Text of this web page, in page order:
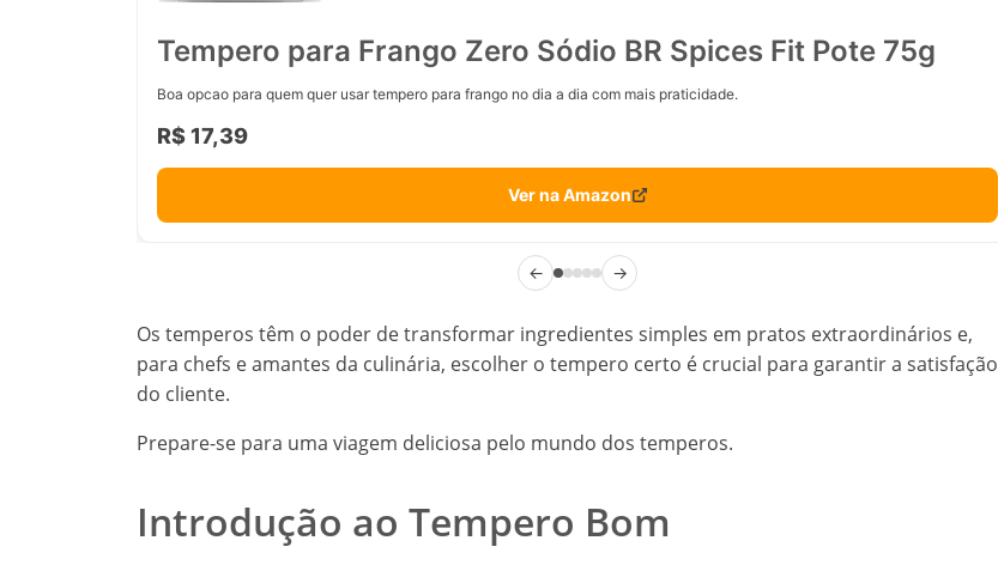
Tempero para Frango Zero Sódio BR Spices Fit Pote 75g
Boa opcao para quem quer usar tempero para frango no dia a dia com mais praticidade.
R$ 17,39
Ver na Amazon
← →
Os temperos têm o poder de transformar ingredientes simples em pratos extraordinários e,
para chefs e amantes da culinária, escolher o tempero certo é crucial para garantir a satisfação
do cliente.
Prepare-se para uma viagem deliciosa pelo mundo dos temperos.
Introdução ao Tempero Bom